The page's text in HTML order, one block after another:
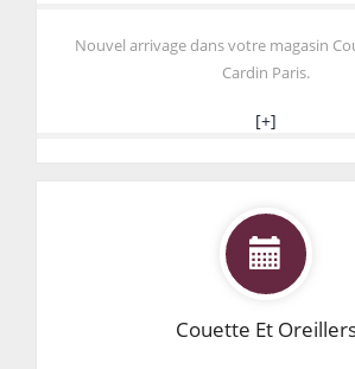
Nouvel arrivage dans votre magasin
Cardin Paris.
[+]
Couette Et